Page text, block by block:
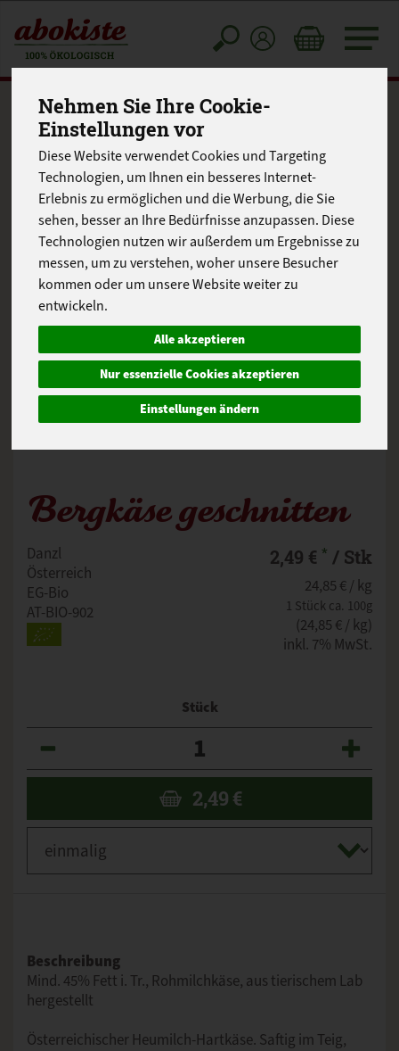
Nehmen Sie Ihre Cookie-
Einstellungen vor
Diese Website verwendet Cookies und Targeting
Technologien, um Ihnen ein besseres Internet-
Erlebnis zu ermöglichen und die Werbung, die Sie
sehen, besser an Ihre Bedürfnisse anzupassen. Diese
Technologien nutzen wir außerdem um Ergebnisse zu
messen, um zu verstehen, woher unsere Besucher
kommen oder um unsere Website weiter zu
entwickeln.
Alle akzeptieren
Nur essenzielle Cookies akzeptieren
Einstellungen ändern
Bergkäse geschnitten
Danzl
Österreich
EG-Bio
AT-BIO-902
2,49 € * / Stk
24,85 € / kg
1 Stück ca. 100g
(24,85 € / kg)
inkl. 7% MwSt.
Stück
2,49 €
Beschreibung
Mind. 45% Fett i. Tr., Rohmilchkäse, aus tierischem Lab
hergestellt
Österreichischer Heumilch-Hartkäse. Saftig im Teig,
Toggle
cart